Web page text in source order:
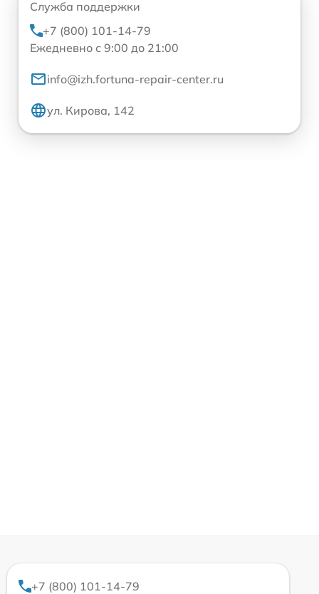
Служба поддержки
+7 (800) 101-14-79
Ежедневно с 9:00 до 21:00
info@izh.fortuna-repair-center.ru
ул. Кирова, 142
+7 (800) 101-14-79